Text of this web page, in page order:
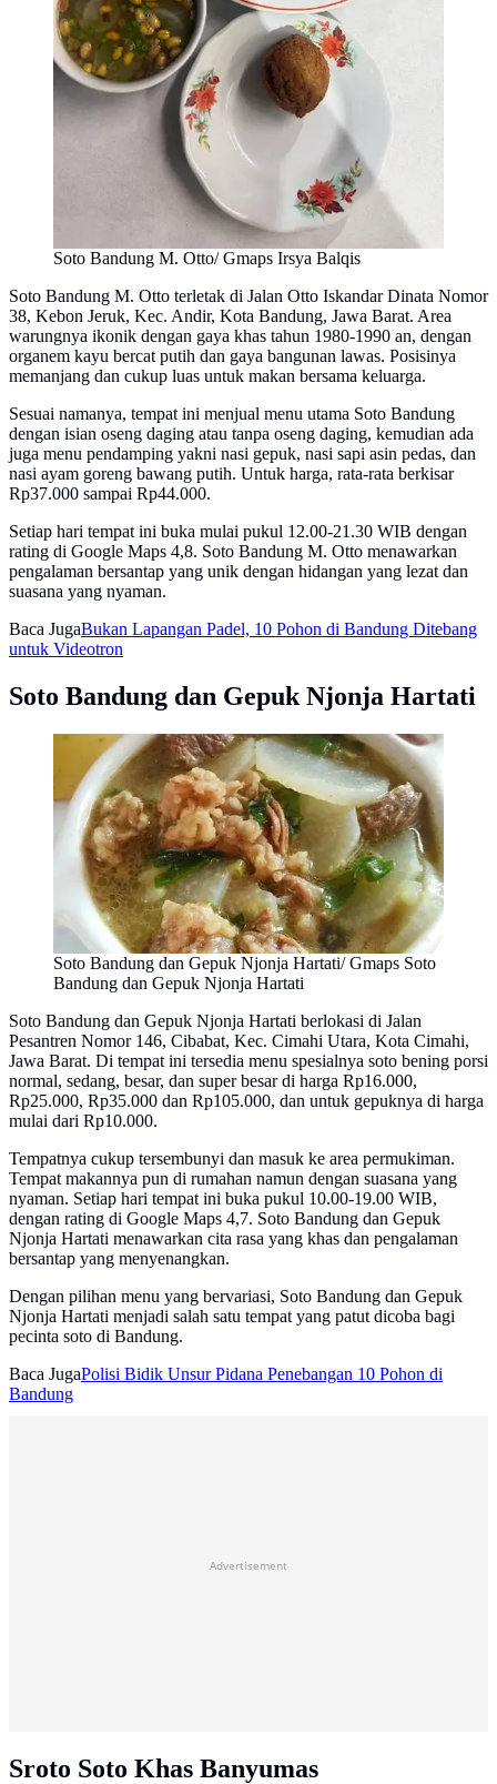
Soto Bandung M. Otto/ Gmaps Irsya Balqis
Soto Bandung M. Otto terletak di Jalan Otto Iskandar Dinata Nomor
38, Kebon Jeruk, Kec. Andir, Kota Bandung, Jawa Barat. Area
warungnya ikonik dengan gaya khas tahun 1980-1990 an, dengan
organem kayu bercat putih dan gaya bangunan lawas. Posisinya
memanjang dan cukup luas untuk makan bersama keluarga.
Sesuai namanya, tempat ini menjual menu utama Soto Bandung
dengan isian oseng daging atau tanpa oseng daging, kemudian ada
juga menu pendamping yakni nasi gepuk, nasi sapi asin pedas, dan
nasi ayam goreng bawang putih. Untuk harga, rata-rata berkisar
Rp37.000 sampai Rp44.000.
Setiap hari tempat ini buka mulai pukul 12.00-21.30 WIB dengan
rating di Google Maps 4,8. Soto Bandung M. Otto menawarkan
pengalaman bersantap yang unik dengan hidangan yang lezat dan
suasana yang nyaman.
Baca JugaBukan Lapangan Padel, 10 Pohon di Bandung Ditebang
untuk Videotron
Soto Bandung dan Gepuk Njonja Hartati
Soto Bandung dan Gepuk Njonja Hartati/ Gmaps Soto
Bandung dan Gepuk Njonja Hartati
Soto Bandung dan Gepuk Njonja Hartati berlokasi di Jalan
Pesantren Nomor 146, Cibabat, Kec. Cimahi Utara, Kota Cimahi,
Jawa Barat. Di tempat ini tersedia menu spesialnya soto bening porsi
normal, sedang, besar, dan super besar di harga Rp16.000,
Rp25.000, Rp35.000 dan Rp105.000, dan untuk gepuknya di harga
mulai dari Rp10.000.
Tempatnya cukup tersembunyi dan masuk ke area permukiman.
Tempat makannya pun di rumahan namun dengan suasana yang
nyaman. Setiap hari tempat ini buka pukul 10.00-19.00 WIB,
dengan rating di Google Maps 4,7. Soto Bandung dan Gepuk
Njonja Hartati menawarkan cita rasa yang khas dan pengalaman
bersantap yang menyenangkan.
Dengan pilihan menu yang bervariasi, Soto Bandung dan Gepuk
Njonja Hartati menjadi salah satu tempat yang patut dicoba bagi
pecinta soto di Bandung.
Baca JugaPolisi Bidik Unsur Pidana Penebangan 10 Pohon di
Bandung
Advertisement
Sroto Soto Khas Banyumas